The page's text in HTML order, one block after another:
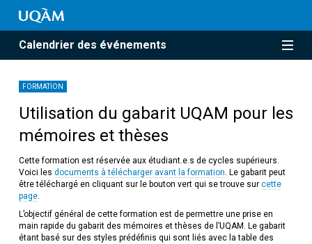
Calendrier des événements
FORMATION
Utilisation du gabarit UQAM pour les
mémoires et thèses
Cette formation est réservée aux étudiant.e.s de cycles supérieurs.
Voici les documents à télécharger avant la formation. Le gabarit peut
être téléchargé en cliquant sur le bouton vert qui se trouve sur cette
page.
L’objectif général de cette formation est de permettre une prise en
main rapide du gabarit des mémoires et thèses de l’UQAM. Le gabarit
étant basé sur des styles prédéfinis qui sont liés avec la table des